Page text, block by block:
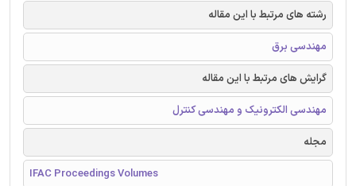
رشته های مرتبط با این مقاله
مهندسی برق
گرایش های مرتبط با این مقاله
مهندسی الکترونیک و مهندسی کنترل
مجله
IFAC Proceedings Volumes